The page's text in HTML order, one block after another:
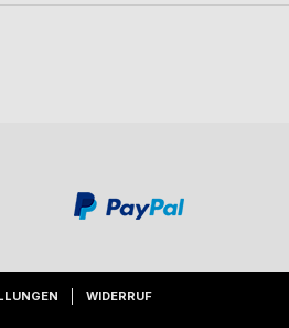
WIDERRUF